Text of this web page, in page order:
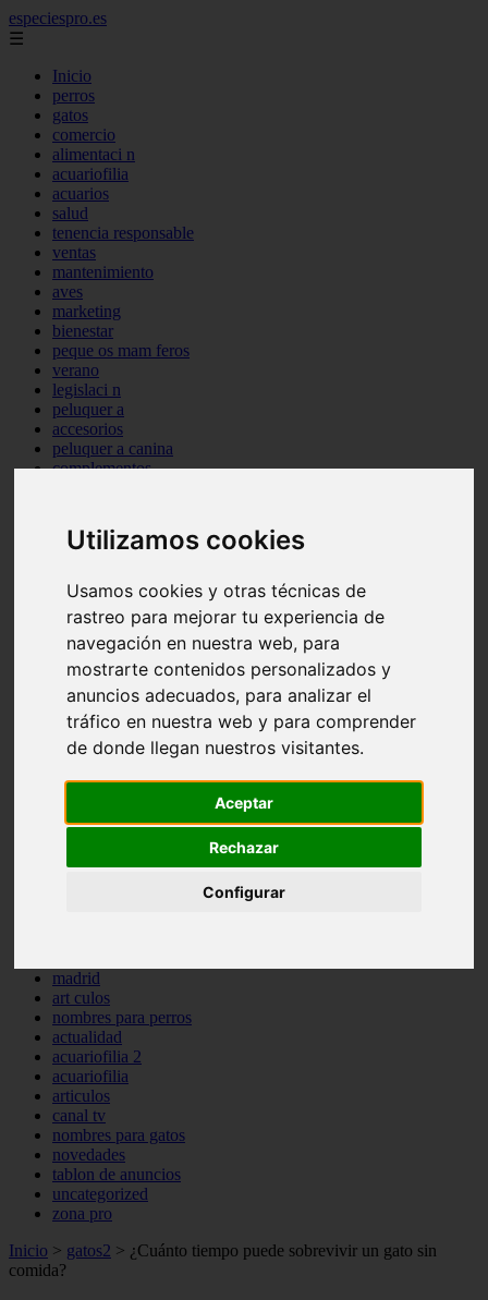
Utilizamos cookies
Usamos cookies y otras técnicas de
rastreo para mejorar tu experiencia de
navegación en nuestra web, para
mostrarte contenidos personalizados y
anuncios adecuados, para analizar el
tráfico en nuestra web y para comprender
de donde llegan nuestros visitantes.
Aceptar
Rechazar
Configurar
especiespro.es
☰
Inicio
perros
gatos
comercio
alimentaci n
acuariofilia
acuarios
salud
tenencia responsable
ventas
mantenimiento
aves
marketing
bienestar
peque os mam feros
verano
legislaci n
peluquer a
accesorios
peluquer a canina
complementos
protagonistas
reptiles
adopci n
higiene
snacks
acuario
comercios
estanques
viajar
cr a
especies invasoras
madrid
art culos
nombres para perros
actualidad
acuariofilia 2
acuariofilia
articulos
canal tv
nombres para gatos
novedades
tablon de anuncios
uncategorized
zona pro
Inicio > gatos2 > ¿Cuánto tiempo puede sobrevivir un gato sin
comida?